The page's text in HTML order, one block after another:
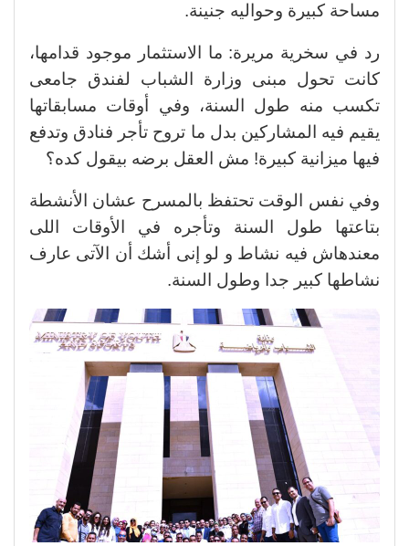
مساحة كبيرة وحواليه جنينة.
رد في سخرية مريرة: ما الاستثمار موجود قدامها،
كانت تحول مبنى وزارة الشباب لفندق جامعى
تكسب منه طول السنة، وفي أوقات مسابقاتها
يقيم فيه المشاركين بدل ما تروح تأجر فنادق وتدفع
فيها ميزانية كبيرة! مش العقل برضه بيقول كده؟
وفي نفس الوقت تحتفظ بالمسرح عشان الأنشطة
بتاعتها طول السنة وتأجره في الأوقات اللى
معندهاش فيه نشاط و لو إنى أشك أن الآتى عارف
نشاطها كبير جدا وطول السنة.